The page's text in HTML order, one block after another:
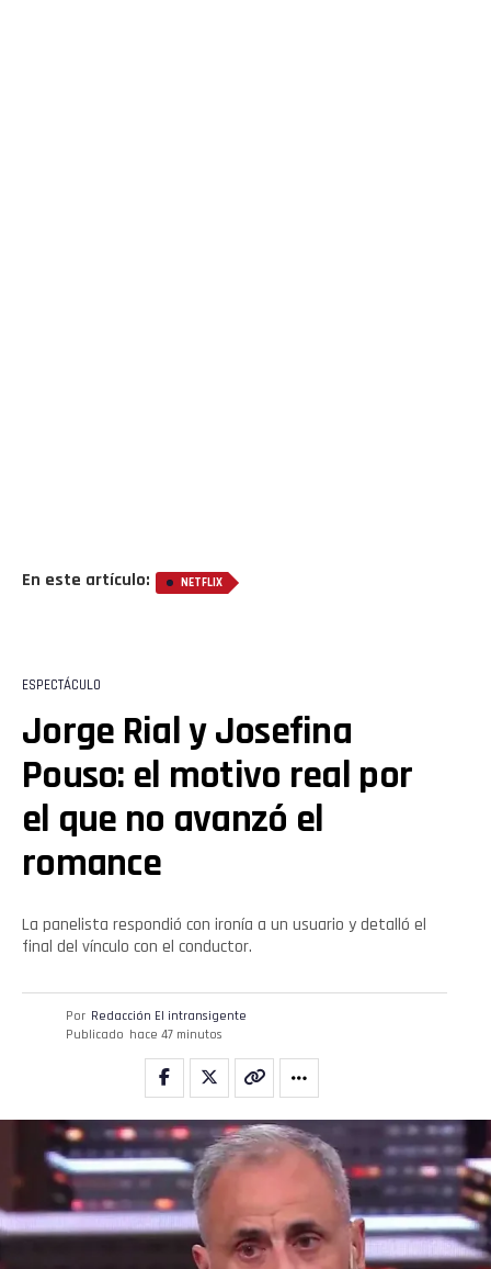
En este artículo: NETFLIX
ESPECTÁCULO
Jorge Rial y Josefina
Pouso: el motivo real por
el que no avanzó el
romance
La panelista respondió con ironía a un usuario y detalló el
final del vínculo con el conductor.
Por Redacción El intransigente
Publicado hace 47 minutos
Flipboard
Reddit
Whatsapp
Email